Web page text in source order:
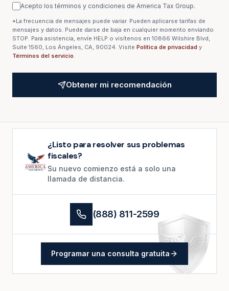
Acepto los términos y condiciones de America Tax Group.
*La frecuencia de mensajes puede variar. Pueden aplicarse tarifas de
mensajes y datos. Puede darse de baja en cualquier momento enviando
STOP. Para asistencia, envíe HELP o visítenos en 10866 Wilshire Blvd,
Suite 1560, Los Ángeles, CA, 90024. Visite Política de privacidad y
Términos del servicio.
Obtener mi recomendación
¿Listo para resolver sus problemas
fiscales?
Su nuevo comienzo está a solo una
llamada de distancia.
(888) 811-2599
Programar una consulta gratuita